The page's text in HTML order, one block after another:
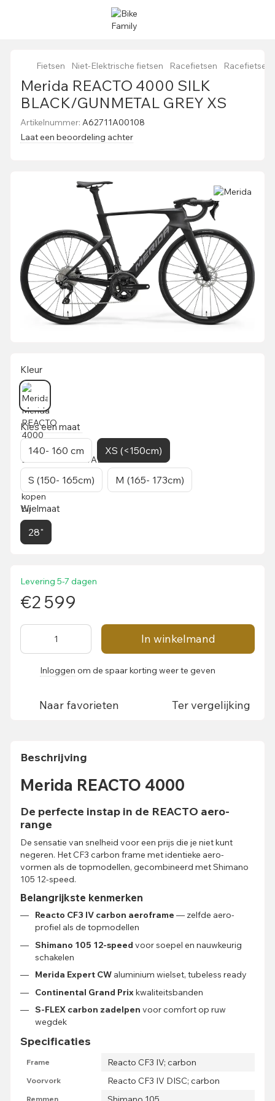
Fietsen Niet-Elektrische fietsen Racefietsen Racefietsen
Merida REACTO 4000 SILK
BLACK/GUNMETAL GREY XS
Artikelnummer: A62711A00108
Laat een beoordeling achter
Kleur
Kies een maat
140- 160 cm XS (<150cm)
S (150- 165cm) M (165- 173cm)
Wielmaat
28"
Levering 5-7 dagen
€2 599
In winkelmand
Inloggen om de spaar korting weer te geven
Naar favorieten Ter vergelijking
Beschrijving
Merida REACTO 4000
De perfecte instap in de REACTO aero-
range
De sensatie van snelheid voor een prijs die je niet kunt
negeren. Het CF3 carbon frame met identieke aero-
vormen als de topmodellen, gecombineerd met Shimano
105 12-speed.
Belangrijkste kenmerken
Reacto CF3 IV carbon aeroframe — zelfde aero-
profiel als de topmodellen
Shimano 105 12-speed voor soepel en nauwkeurig
schakelen
Merida Expert CW aluminium wielset, tubeless ready
Continental Grand Prix kwaliteitsbanden
S-FLEX carbon zadelpen voor comfort op ruw
wegdek
Specificaties
Frame Reacto CF3 IV; carbon
Voorvork Reacto CF3 IV DISC; carbon
Remmen